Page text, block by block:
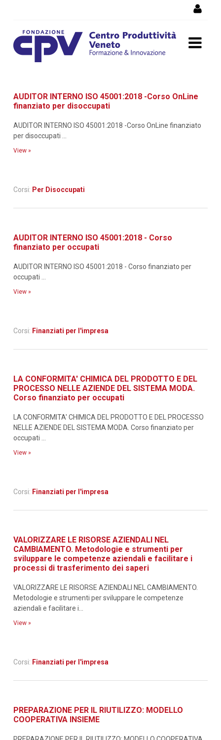
formazione
AUDITOR INTERNO ISO 45001:2018 -Corso OnLine
finanziato per disoccupati
AUDITOR INTERNO ISO 45001:2018 -Corso OnLine finanziato
per disoccupati ...
View »
Corsi: Per Disoccupati
AUDITOR INTERNO ISO 45001:2018 - Corso
finanziato per occupati
AUDITOR INTERNO ISO 45001:2018 - Corso finanziato per
occupati ...
View »
Corsi: Finanziati per l'impresa
LA CONFORMITA' CHIMICA DEL PRODOTTO E DEL
PROCESSO NELLE AZIENDE DEL SISTEMA MODA.
Corso finanziato per occupati
LA CONFORMITA' CHIMICA DEL PRODOTTO E DEL PROCESSO
NELLE AZIENDE DEL SISTEMA MODA. Corso finanziato per
occupati ...
View »
Corsi: Finanziati per l'impresa
VALORIZZARE LE RISORSE AZIENDALI NEL
CAMBIAMENTO. Metodologie e strumenti per
sviluppare le competenze aziendali e facilitare i
processi di trasferimento dei saperi
VALORIZZARE LE RISORSE AZIENDALI NEL CAMBIAMENTO.
Metodologie e strumenti per sviluppare le competenze
aziendali e facilitare i...
View »
Corsi: Finanziati per l'impresa
PREPARAZIONE PER IL RIUTILIZZO: MODELLO
COOPERATIVA INSIEME